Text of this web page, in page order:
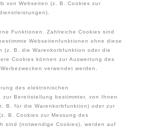
von Webseiten (z. B. Cookies zur
Funktionen. Zahlreiche Cookies sind
Webseitenfunktionen ohne diese
(z. B. die Warenkorbfunktion oder die
Cookies können zur Auswertung des
verwendet werden.
des elektronischen
zur Bereitstellung bestimmter, von Ihnen
B. für die Warenkorbfunktion) oder zur
B. Cookies zur Messung des
sind (notwendige Cookies), werden auf